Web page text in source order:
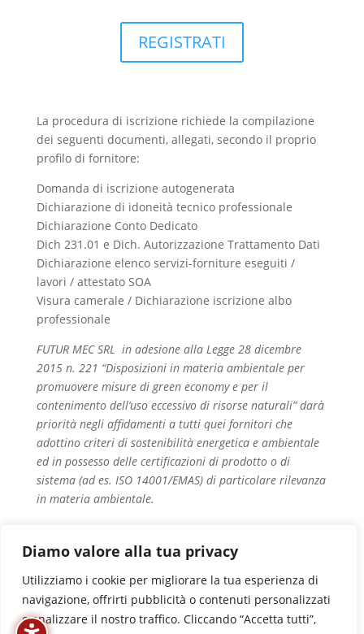
Diamo valore alla tua privacy
Utilizziamo i cookie per migliorare la tua esperienza di
navigazione, offrirti pubblicità o contenuti personalizzati
e analizzare il nostro traffico. Cliccando “Accetta tutti”,
REGISTRATI
La procedura di iscrizione richiede la compilazione
dei seguenti documenti, allegati, secondo il proprio
profilo di fornitore:
Domanda di iscrizione autogenerata
Dichiarazione di idoneità tecnico professionale
Dichiarazione Conto Dedicato
Dich 231.01 e Dich. Autorizzazione Trattamento Dati
Dichiarazione elenco servizi-forniture eseguiti /
lavori / attestato SOA
Visura camerale / Dichiarazione iscrizione albo
professionale
FUTUR MEC SRL in adesione alla Legge 28 dicembre
2015 n. 221 “Disposizioni in materia ambientale per
promuovere misure di green economy e per il
contenimento dell’uso eccessivo di risorse naturali” darà
priorità negli affidamenti a tutti quei fornitori che
adottino criteri di sostenibilità energetica e ambientale
ed in possesso delle certificazioni di prodotto o di
sistema (ad es. ISO 14001/EMAS) di particolare rilevanza
in materia ambientale.